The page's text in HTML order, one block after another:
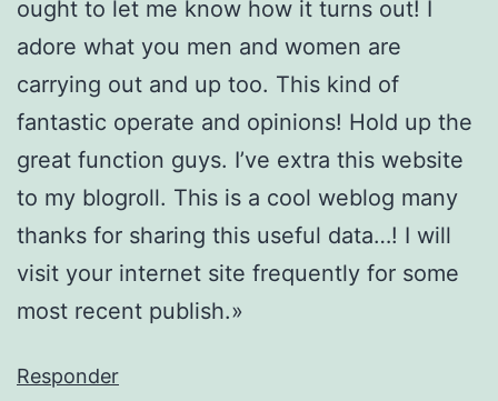
ought to let me know how it turns out! I
adore what you men and women are
carrying out and up too. This kind of
fantastic operate and opinions! Hold up the
great function guys. I’ve extra this website
to my blogroll. This is a cool weblog many
thanks for sharing this useful data…! I will
visit your internet site frequently for some
most recent publish.»
Responder